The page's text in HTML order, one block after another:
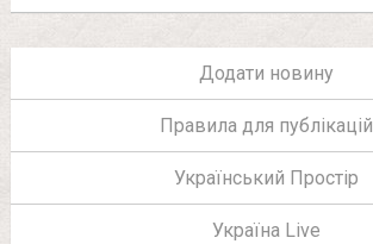
Додати новину
Правила для публікацій
Український Простір
Україна Live